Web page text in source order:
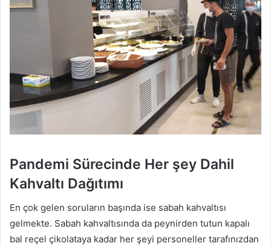
Pandemi Sürecinde Her şey Dahil
Kahvaltı Dağıtımı
En çok gelen soruların başında ise sabah kahvaltısı
gelmekte. Sabah kahvaltısında da peynirden tutun kapalı
bal reçel çikolataya kadar her şeyi personeller tarafınızdan